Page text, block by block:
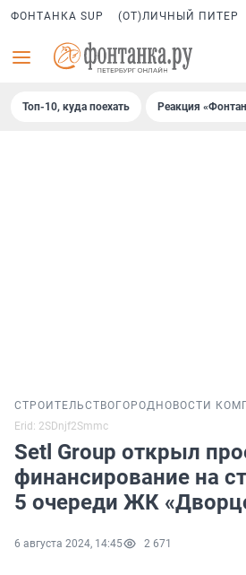
ФОНТАНКА SUP (ОТ)ЛИЧНЫЙ ПИТЕР
Топ-10, куда поехать Реакция
СТРОИТЕЛЬСТВО ГОРОД НОВОСТИ
Erid: 2SDnjf2Smmc
Setl Group открыл
финансирование на
5 очереди ЖК
6 августа 2024, 14:45 2 671